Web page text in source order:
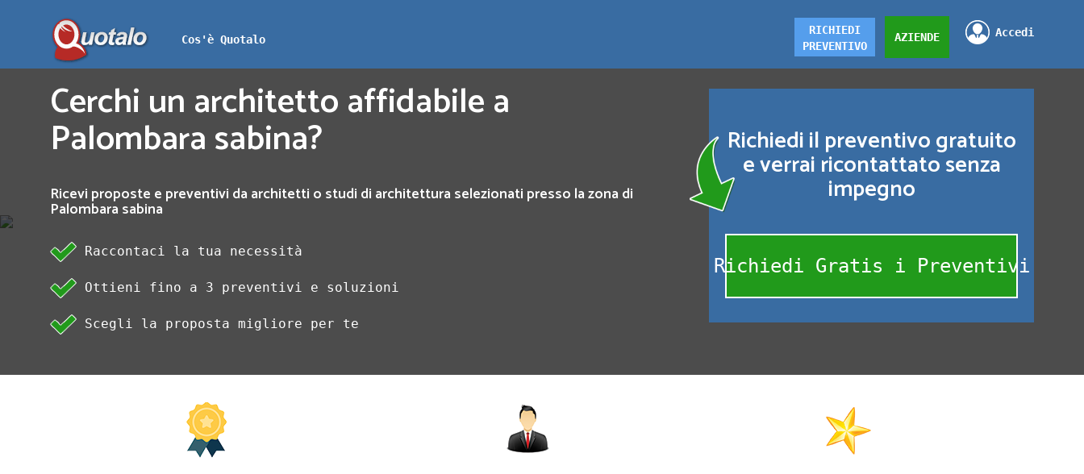
Cos'è Quotalo
Accedi
AZIENDE
RICHIEDI
PREVENTIVO
Cerchi un architetto affidabile a
Palombara sabina?
Ricevi proposte e preventivi da architetti o studi di architettura selezionati presso la zona di
Palombara sabina
Raccontaci la tua necessità
Ottieni fino a 3 preventivi e soluzioni
Scegli la proposta migliore per te
Richiedi il preventivo gratuito
e verrai ricontattato senza
impegno
Richiedi Gratis i Preventivi